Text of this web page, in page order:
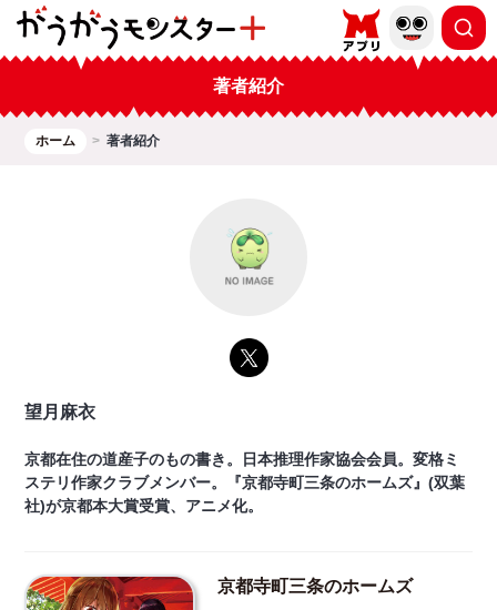
著者紹介
ホーム 著者紹介
望月麻衣
京都在住の道産子のもの書き。日本推理作家協会会員。変格ミ
ステリ作家クラブメンバー。『京都寺町三条のホームズ』(双葉
社)が京都本大賞受賞、アニメ化。
京都寺町三条のホームズ